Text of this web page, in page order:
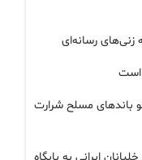
زنی‌های رسانه‌ای
موساد و ۴ شرور عضو باندهای مسلح شرارت